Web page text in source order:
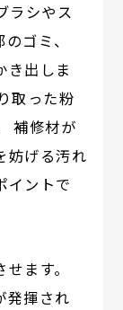
ラシやス
ゴミ、
き出しま
取った粉
補修材が
妨げる汚れ
イントで
ます。
発揮され